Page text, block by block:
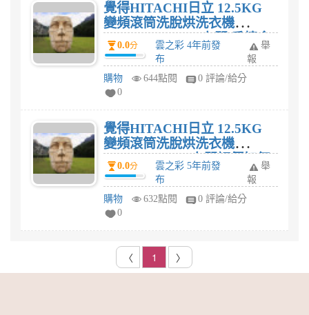
覺得HITACHI日立 12.5KG
變頻滾筒洗脫烘洗衣機
BDNX125BHJR 右開 香檳金
評價如何? 好用嗎?
0.0分
雲之彩 4年前發
布
舉
報
購物
644點閱
0 評論/給分
0
覺得HITACHI日立 12.5KG
變頻滾筒洗脫烘洗衣機
BDNX125BJR 右開評價如何?
好用嗎?
0.0分
雲之彩 5年前發
布
舉
報
購物
632點閱
0 評論/給分
0
〈 1 〉